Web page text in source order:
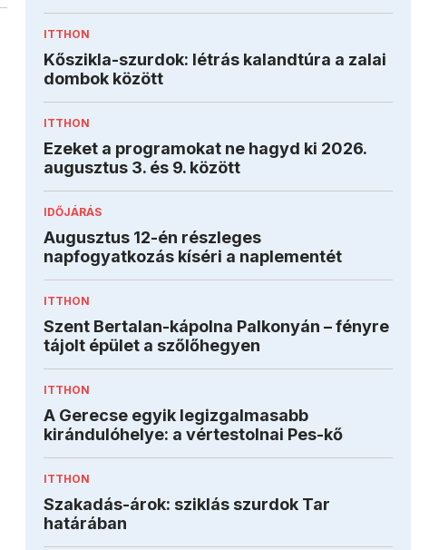
ITTHON
Kőszikla-szurdok: létrás kalandtúra a zalai
dombok között
ITTHON
Ezeket a programokat ne hagyd ki 2026.
augusztus 3. és 9. között
IDŐJÁRÁS
Augusztus 12-én részleges
napfogyatkozás kíséri a naplementét
ITTHON
Szent Bertalan-kápolna Palkonyán – fényre
tájolt épület a szőlőhegyen
ITTHON
A Gerecse egyik legizgalmasabb
kirándulóhelye: a vértestolnai Pes-kő
ITTHON
Szakadás-árok: sziklás szurdok Tar
határában